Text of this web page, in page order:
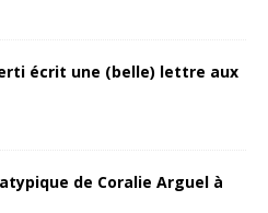
écrit une (belle) lettre aux
de Coralie Arguel à